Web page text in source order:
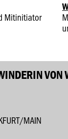
Mitinitiator
MAIN